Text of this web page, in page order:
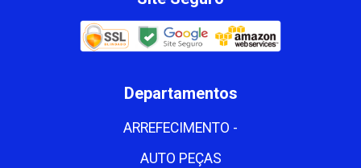
Departamentos
ARREFECIMENTO -
AUTO PEÇAS